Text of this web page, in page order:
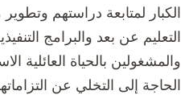
الكبار لمتابعة دراستهم
التعليم عن بعد والبرامج
والمشغولين بالحياة العائلية
الحاجة إلى التخلي عن